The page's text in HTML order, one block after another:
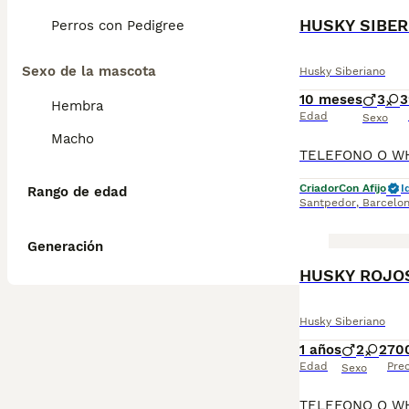
Perros con Pedigree
Sexo de la mascota
Hembra
Macho
Rango de edad
Generación
HUSKY
Husky Siberiano
10 meses
Edad
3 3
Sexo
CriadorCon Afijo
Santpedor,
HUSKY
Husky Siberiano
1 años
Edad
2 2
Sexo